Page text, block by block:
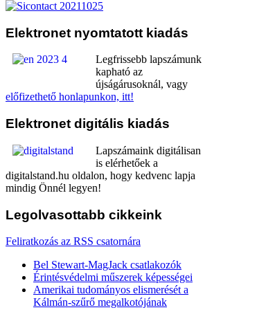
Elektronet nyomtatott kiadás
Legfrissebb lapszámunk
kapható az
újságárusoknál, vagy
előfizethető honlapunkon, itt!
Elektronet digitális kiadás
Lapszámaink digitálisan
is elérhetőek a
digitalstand.hu oldalon, hogy kedvenc lapja
mindig Önnél legyen!
Legolvasottabb cikkeink
Feliratkozás az RSS csatornára
Bel Stewart-MagJack csatlakozók
Érintésvédelmi műszerek képességei
Amerikai tudományos elismerését a
Kálmán-szűrő megalkotójának